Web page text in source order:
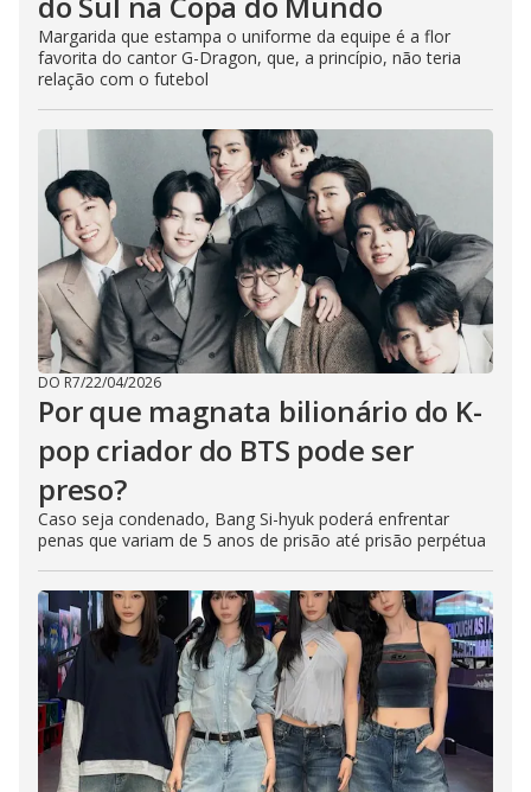
Margarida que estampa o uniforme da equipe é a flor
favorita do cantor G-Dragon, que, a princípio, não teria
relação com o futebol
DO R7/22/04/2026
Por que magnata bilionário do K-
pop criador do BTS pode ser
preso?
Caso seja condenado, Bang Si-hyuk poderá enfrentar
penas que variam de 5 anos de prisão até prisão perpétua